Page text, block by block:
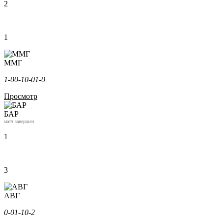
2
1
ММГ
1-00-10-01-0
Просмотр
БАР
матч завершен
1
3
АВГ
0-01-10-2